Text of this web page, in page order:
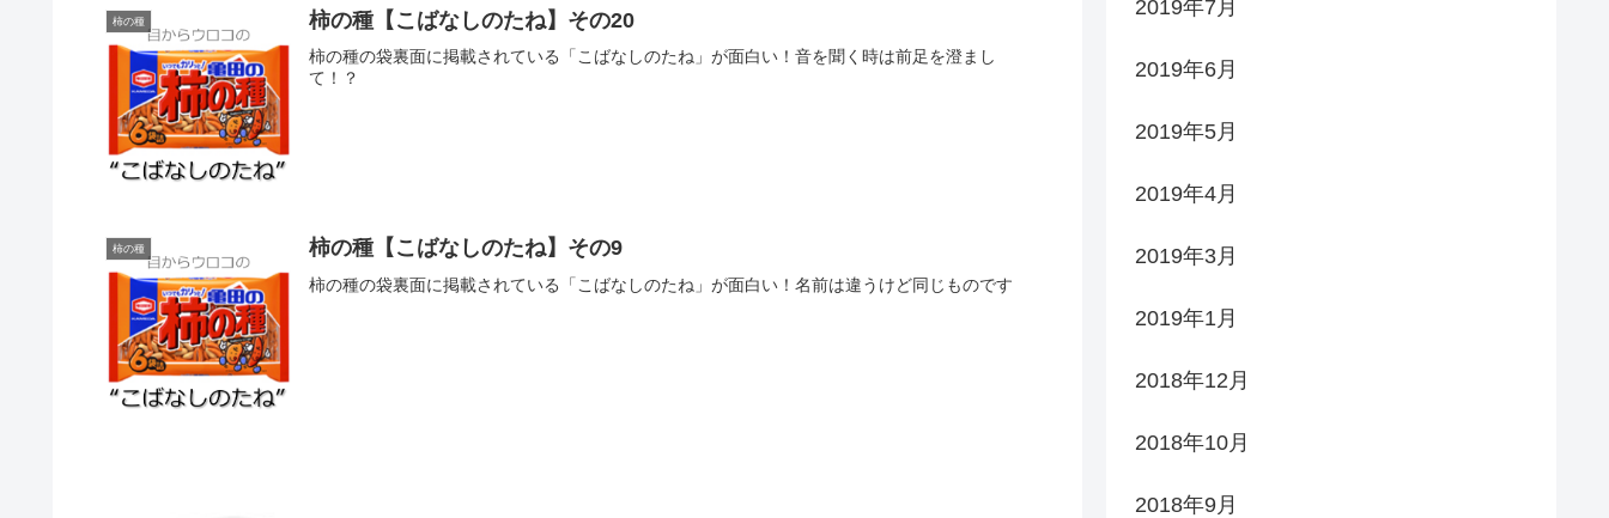
柿の種 柿の種【こばなしのたね】その20
柿の種の袋裏面に掲載されている「こばなしのたね」が面白い！音を聞く時は前足を澄まし
て！？
柿の種 柿の種【こばなしのたね】その9
柿の種の袋裏面に掲載されている「こばなしのたね」が面白い！名前は違うけど同じものです
2019年7月
2019年6月
2019年5月
2019年4月
2019年3月
2019年1月
2018年12月
2018年10月
2018年9月